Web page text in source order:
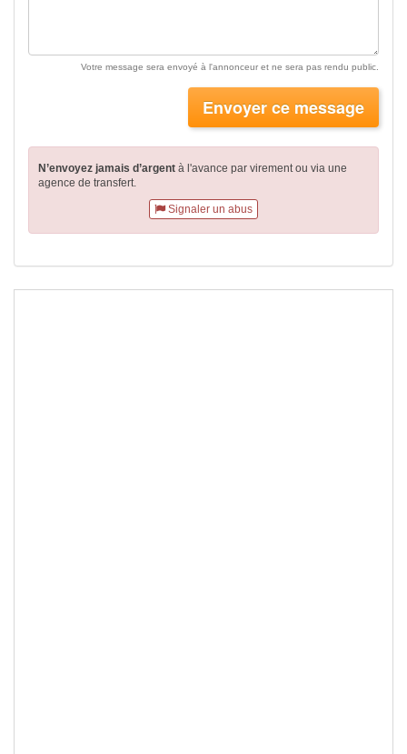
Votre message sera envoyé à l'annonceur et ne sera pas rendu public.
Envoyer ce message
N’envoyez jamais d’argent à l'avance par virementou via une
agence de transfert.
Signaler un abus